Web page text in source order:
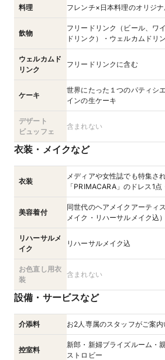
料理 フレンチ×日本料理のオリジ
飲物
フリードリンク（ビール、ワ
ドリンク）・ウェルカムドリ
ウェルカムド
リンク
フリードリンクに含む
ケーキ
世界にたった１つのパティシ
インの生ケーキ
デザート
ビュッフェ
含まれない
衣装・メイクなど
衣装
メディアや女性誌でも特集さ
「PRIMACARA」のドレス1
美容着付
同世代のヘアメイクアーティ
メイク・リハーサルメイク込）
リハーサルメ
イク
リハーサルメイク込
お色直し用衣
装
含まれない
設備・サービスなど
介添料 お2人専属のスタッフがご案
控室料
新郎・新婦ブライズルーム・
ストロビー